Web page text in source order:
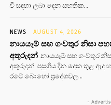
වී සඳහා ලබා දෙන සහතික...
NEWS AUGUST 4, 2026
නායයෑම් සහ ගංවතුර නිසා
අතුරුදන් නායයෑම් සහ ගංවතුර
අතුරුදන් පසුගිය දින දෙක තුළ ඇද
රටේ බොහෝ ප්‍රදේශවල...
-